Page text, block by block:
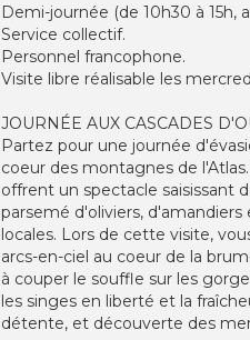
Demi-journée (de 10h30 à 15h,
Service collectif.
Personnel francophone.
Visite libre réalisable les
JOURNÉE AUX CASCADES
Partez pour une journée
coeur des montagnes de
offrent un spectacle saisissant
parsemé d'oliviers,
locales. Lors de cette visite,
arcs-en-ciel au coeur de la
à couper le souffle sur les
les singes en liberté et la
détente, et découverte des